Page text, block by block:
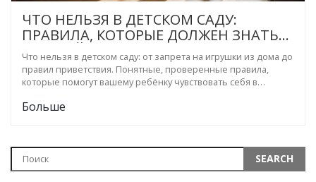
ЧТО НЕЛЬЗЯ В ДЕТСКОМ САДУ:
ПРАВИЛА, КОТОРЫЕ ДОЛЖЕН ЗНАТЬ
КАЖДЫЙ РОДИТЕЛЬ
Что нельзя в детском саду: от запрета на игрушки из дома до
правил приветствия. Понятные, проверенные правила,
которые помогут вашему ребёнку чувствовать себя в
Больше